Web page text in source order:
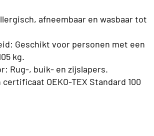
T
p
r
o
o
n
afneembaar en wasbaar tot
Geschikt voor personen met een
kg.
Rug-, buik- en zijslapers.
OEKO-TEX Standard 100